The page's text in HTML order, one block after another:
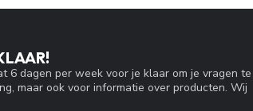
6 dagen per week voor je klaar om je vragen te
maar ook voor informatie over producten. Wij